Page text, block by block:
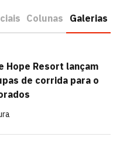
Colunas Galerias
Hope Resort lançam
de corrida para o